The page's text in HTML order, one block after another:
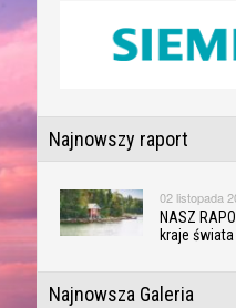
Najnowszy raport
02 listopada
NASZ
kraje świata
Najnowsza Galeria